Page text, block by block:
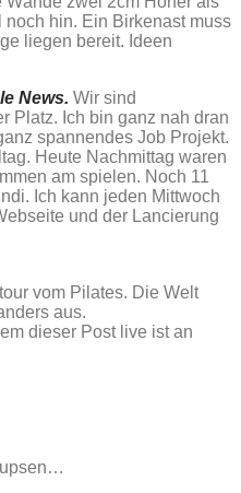
hin. Ein Birkenast muss
liegen bereit. Ideen
News. Wir sind
Platz. Ich bin ganz nah dran
spannendes Job Projekt.
Heute Nachmittag waren
am spielen. Noch 11
Ich kann jeden Mittwoch
und der Lancierung
vom Pilates. Die Welt
aus.
dieser Post live ist an